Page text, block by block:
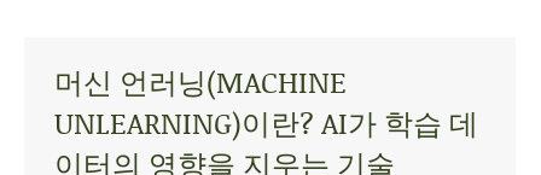
머신 언러닝(MACHINE
UNLEARNING)이란? AI가 학습 데
이터의 영향을 지우는 기술